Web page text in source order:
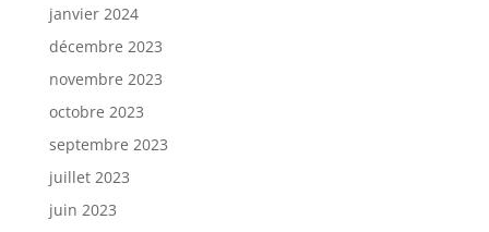
janvier 2024
décembre 2023
novembre 2023
octobre 2023
septembre 2023
juillet 2023
juin 2023